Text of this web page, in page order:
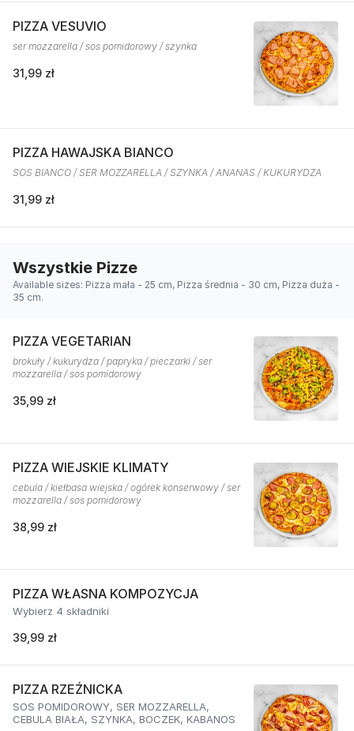
PIZZA VESUVIO
ser mozzarella / sos pomidorowy / szynka
31,99 zł
PIZZA HAWAJSKA BIANCO
SOS BIANCO / SER MOZZARELLA / SZYNKA / ANANAS / KUKURYDZA
31,99 zł
Wszystkie Pizze
Available sizes: Pizza mała - 25 cm, Pizza średnia - 30 cm, Pizza duża -
35 cm.
PIZZA VEGETARIAN
brokuły / kukurydza / papryka / pieczarki / ser
mozzarella / sos pomidorowy
35,99 zł
PIZZA WIEJSKIE KLIMATY
cebula / kiełbasa wiejska / ogórek konserwowy / ser
mozzarella / sos pomidorowy
38,99 zł
PIZZA WŁASNA KOMPOZYCJA
Wybierz 4 składniki
39,99 zł
PIZZA RZEŹNICKA
SOS POMIDOROWY, SER MOZZARELLA,
CEBULA BIAŁA, SZYNKA, BOCZEK, KABANOS